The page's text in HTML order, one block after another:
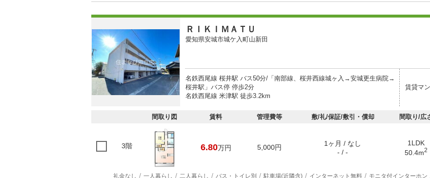
ＲＩＫＩＭＡＴＵ
愛知県安城市城ケ入町山新田
名鉄西尾線 桜井駅 バス50分/「南部線、桜井西線城ヶ入→安城更生病院→
桜井駅」バス停 停歩2分
名鉄西尾線 米津駅 徒歩3.2km
賃貸マ
間取り図 賃料 管理費等 敷/礼/保証/敷引・償却 間取り/広
3階 6.80万円 5,000円
1ヶ月 / なし
- / -
1LDK
50.4m2
礼金なし 一人暮らし 二人暮らし バス・トイレ別 駐車場(近隣含) インターネット無料 モニタ付インターホン